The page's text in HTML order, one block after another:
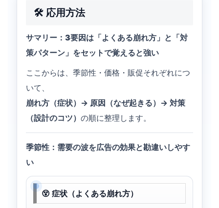
🛠️ 応用方法
サマリー：3要因は「よくある崩れ方」と「対
策パターン」をセットで覚えると強い
ここからは、季節性・価格・販促それぞれにつ
いて、
崩れ方（症状）→ 原因（なぜ起きる）→ 対策
（設計のコツ） の順に整理します。
季節性：需要の波を広告の効果と勘違いしやす
い
😵 症状（よくある崩れ方）